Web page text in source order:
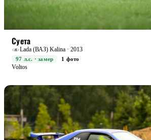
Суета
Lada (ВАЗ) Kalina · 2013
97 л.с. · замер
1 фото
Voltos